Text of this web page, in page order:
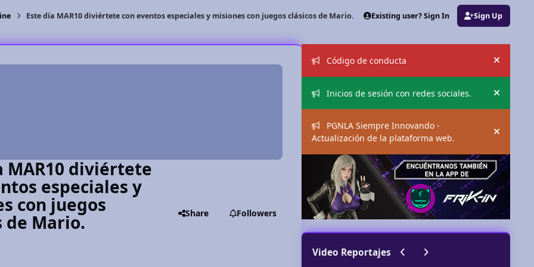
Este día MAR10 diviértete con eventos especiales y misiones con juegos clásicos de Mario. Existing user? Sign In Sign Up
MAR10 diviértete
especiales y
con juegos
de Mario. Share Followers
Announcements
Código de conducta
Hide
Inicios de sesión con redes sociales. Hide
PGNLA Siempre Innovando -
Actualización de la plataforma web.
Hide
Video Reportajes Previous carousel slide
Next carousel slide